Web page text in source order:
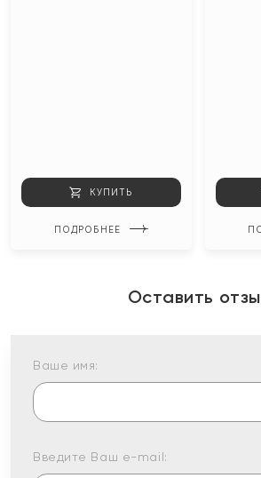
КУПИТЬ
ПОДРОБНЕЕ
Оставить
Ваше имя:
Введите Ваш e-mail: